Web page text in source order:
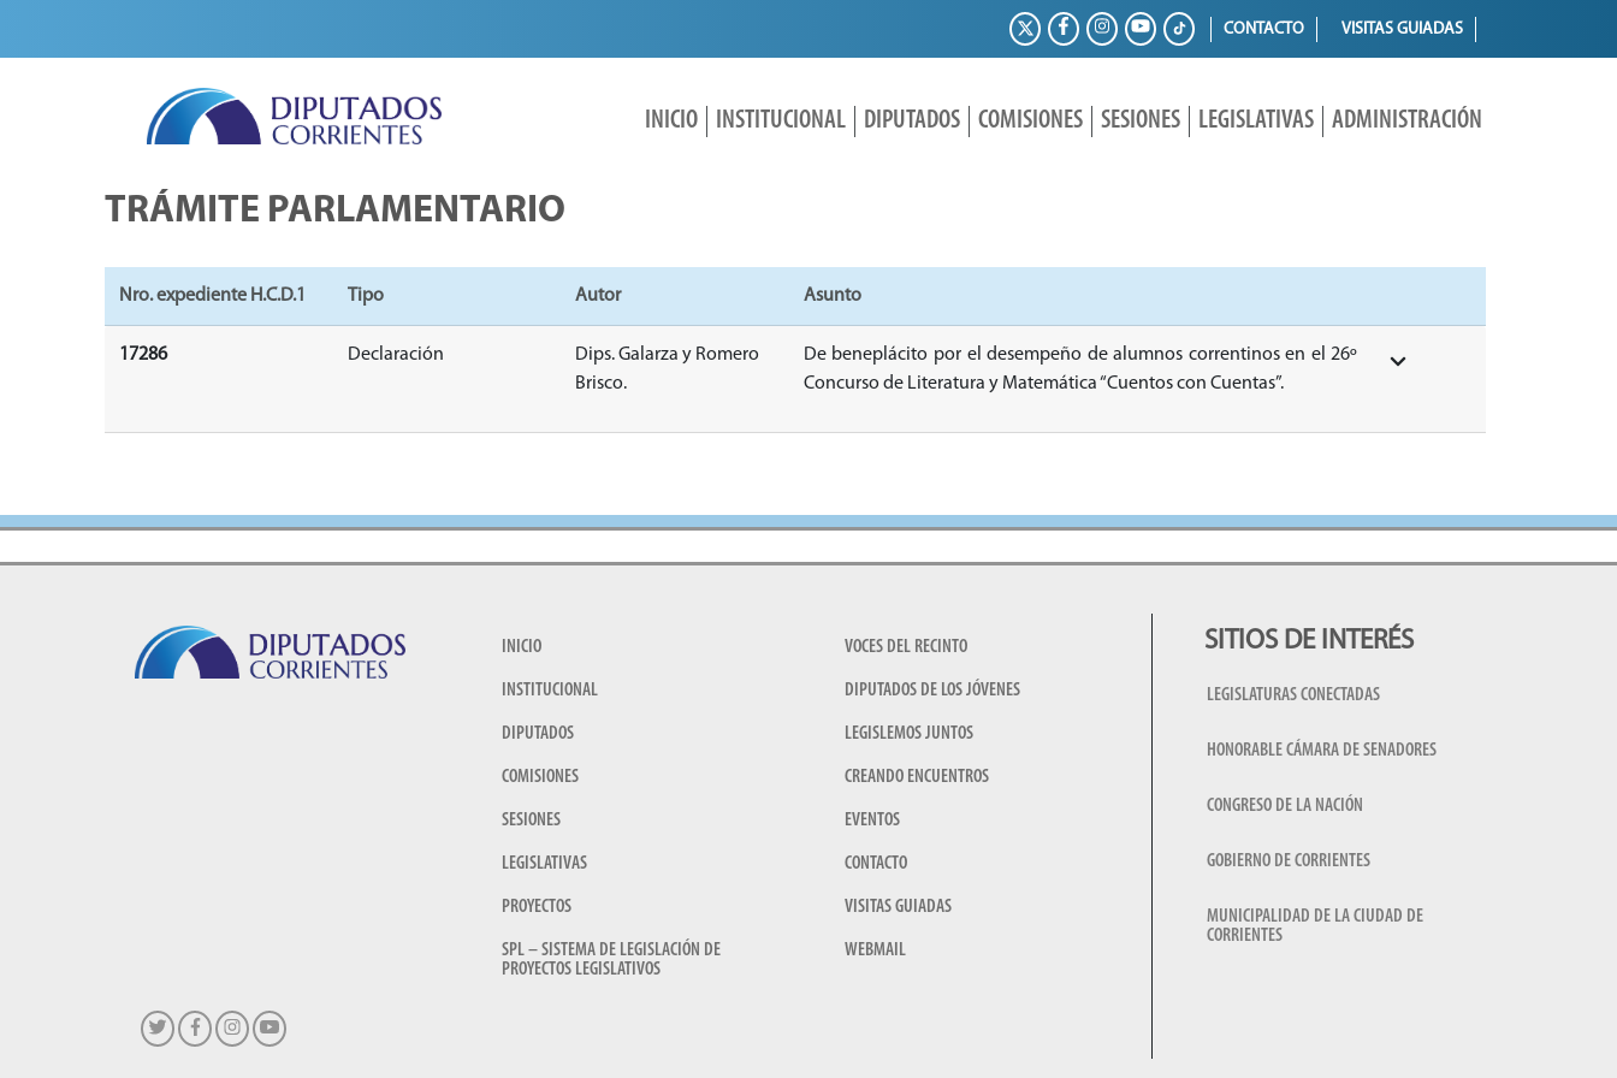
CONTACTO VISITAS GUIADAS
INICIO INSTITUCIONAL DIPUTADOS COMISIONES SESIONES LEGISLATIVAS ADMINISTRACIÓN
TRÁMITE PARLAMENTARIO
Nro. expediente H.C.D.1 Tipo Autor Asunto
17286 Declaración
Dips. Galarza y Romero
Brisco.
De beneplácito por el desempeño de alumnos correntinos en el 26º
Concurso de Literatura y Matemática “Cuentos con Cuentas”.
INICIO
INSTITUCIONAL
DIPUTADOS
COMISIONES
SESIONES
LEGISLATIVAS
PROYECTOS
SPL – SISTEMA DE LEGISLACIÓN DE
PROYECTOS LEGISLATIVOS
VOCES DEL RECINTO
DIPUTADOS DE LOS JÓVENES
LEGISLEMOS JUNTOS
CREANDO ENCUENTROS
EVENTOS
CONTACTO
VISITAS GUIADAS
WEBMAIL
SITIOS DE INTERÉS
LEGISLATURAS CONECTADAS
HONORABLE CÁMARA DE SENADORES
CONGRESO DE LA NACIÓN
GOBIERNO DE CORRIENTES
MUNICIPALIDAD DE LA CIUDAD DE
CORRIENTES